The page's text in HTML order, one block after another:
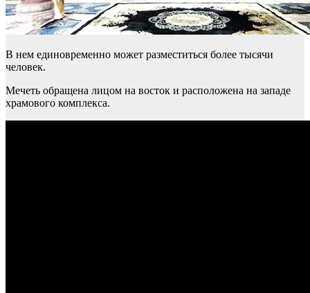
В нем единовременно может разместиться более тысячи
человек.
Мечеть обращена лицом на восток и расположена на западе
храмового комплекса.